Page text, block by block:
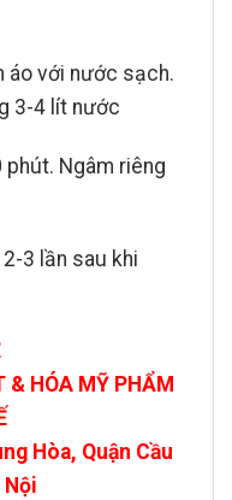
với nước sạch.
3-4 lít nước
phút. Ngâm riêng
3 lần sau khi
& HÓA MỸ PHẨM
Hòa, Quận Cầu
Nội